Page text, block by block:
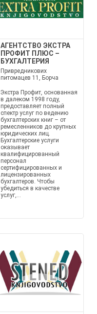
АГЕНТСТВО ЭКСТРА
ПРОФИТ ПЛЮС –
БУХГАЛТЕРИЯ
Привредникових
питомацев 11, Борча
Экстра Профит, основанная
в далеком 1998 году,
предоставляет полный
спектр услуг по ведению
бухгалтерских книг – от
ремесленников до крупных
юридических лиц.
Бухгалтерские услуги
оказывает
квалифицированный
персонал
сертифицированных и
лицензированных
бухгалтеров. Чтобы
убедиться в качестве
услуг,...